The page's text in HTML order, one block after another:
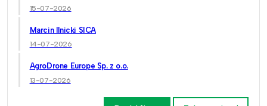
15-07-2026
Marcin Ilnicki SICA
14-07-2026
AgroDrone Europe Sp. z o.o.
13-07-2026